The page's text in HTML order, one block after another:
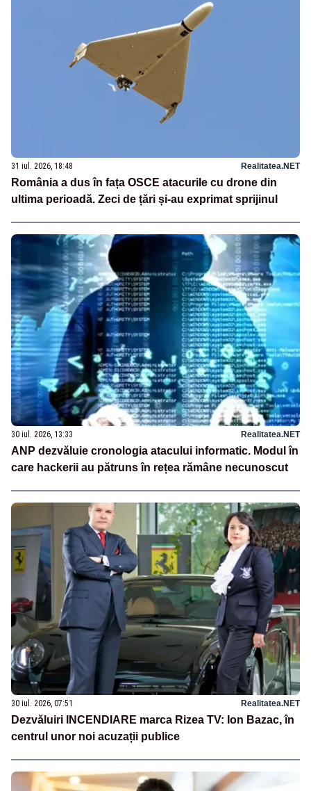
31 iul. 2026, 18:48 Realitatea.NET
România a dus în fața OSCE atacurile cu drone din
ultima perioadă. Zeci de țări și-au exprimat sprijinul
30 iul. 2026, 13:33 Realitatea.NET
ANP dezvăluie cronologia atacului informatic. Modul în
care hackerii au pătruns în rețea rămâne necunoscut
30 iul. 2026, 07:51 Realitatea.NET
Dezvăluiri INCENDIARE marca Rizea TV: Ion Bazac, în
centrul unor noi acuzații publice